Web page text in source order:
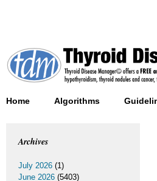
Home Algorithms
Archives
July 2026 (1)
June 2026 (5403)